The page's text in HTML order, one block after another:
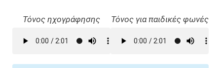
Τόνος ηχογράφησης Τόνος για παιδικές φωνές